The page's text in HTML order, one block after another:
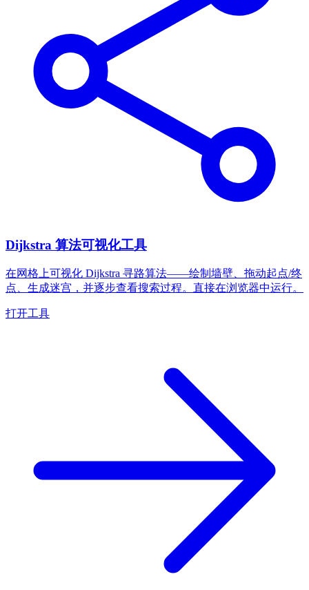
Dijkstra 算法可视化工具
在网格上可视化 Dijkstra 寻路算法——绘制墙壁、拖动起点/终
点、生成迷宫，并逐步查看搜索过程。直接在浏览器中运行。
打开工具